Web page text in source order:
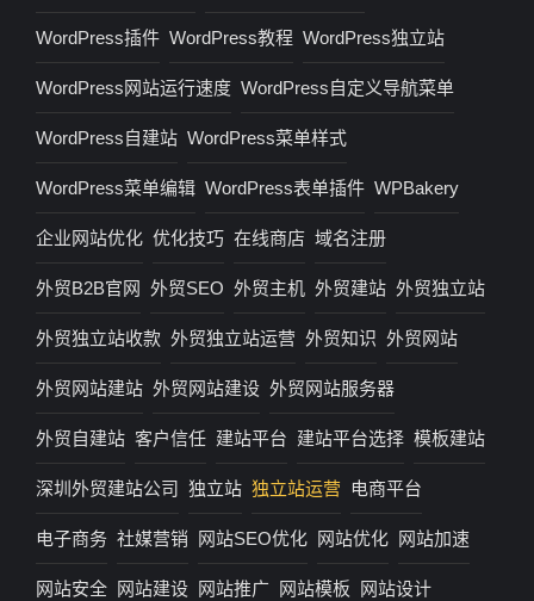
WordPress插件 WordPress教程 WordPress独立站
WordPress网站运行速度 WordPress自定义导航菜单
WordPress自建站 WordPress菜单样式
WordPress菜单编辑 WordPress表单插件 WPBakery
企业网站优化 优化技巧 在线商店 域名注册
外贸B2B官网 外贸SEO 外贸主机 外贸建站 外贸独立站
外贸独立站收款 外贸独立站运营 外贸知识 外贸网站
外贸网站建站 外贸网站建设 外贸网站服务器
外贸自建站 客户信任 建站平台 建站平台选择 模板建站
深圳外贸建站公司 独立站 独立站运营 电商平台
电子商务 社媒营销 网站SEO优化 网站优化 网站加速
网站安全 网站建设 网站推广 网站模板 网站设计